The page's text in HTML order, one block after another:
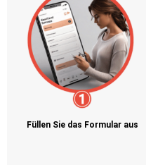
Füllen Sie das Formular aus